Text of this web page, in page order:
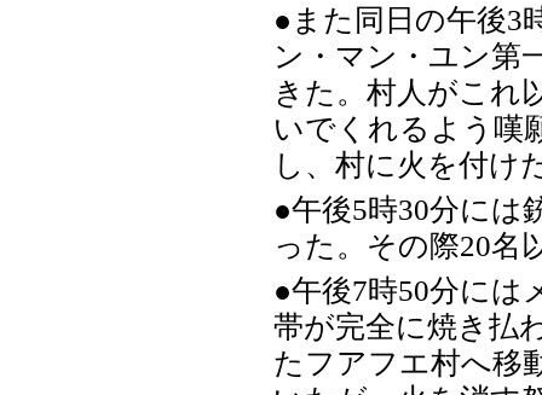
●また同日の午後3
ン・マン・ユン第
きた。村人がこれ
いでくれるよう嘆
し、村に火を付け
●午後5時30分には
った。その際20名
●午後7時50分には
帯が完全に焼き払
たフアフエ村へ移